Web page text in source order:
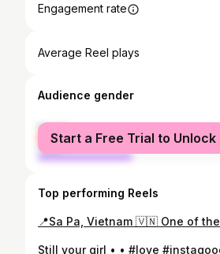
Engagement rate
Average Reel plays
Audience gender
female
male
Start a Free Trial to Unlock
Top performing Reels